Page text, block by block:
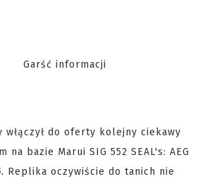
włączył do oferty kolejny ciekawy
na bazie Marui SIG 552 SEAL's: AEG
Replika oczywiście do tanich nie